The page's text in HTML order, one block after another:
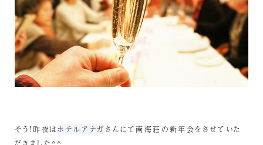
そう！昨夜はホテルアナガ さんにて南海荘の新年会をさせていた